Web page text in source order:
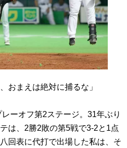
おまえは絶対に捕るな」
ーオフ第2ステージ。31年ぶり
は、2勝2敗の第5戦で3-2と1点
回表に代打で出場した私は、そ